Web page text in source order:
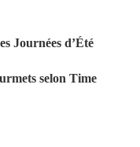
Journées d’Été
selon Time